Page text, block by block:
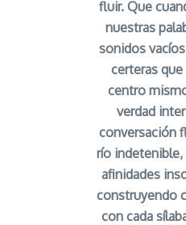
fluir. Que
nuestras
sonidos
certeras
centro
verdad
conversación
río
afinidades
construyendo
con cada